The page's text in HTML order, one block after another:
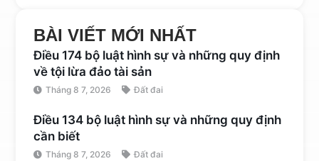
BÀI VIẾT MỚI NHẤT
Điều 174 bộ luật hình sự và những quy định
về tội lừa đảo tài sản
Tháng 8 7, 2026 Đất đai
Điều 134 bộ luật hình sự và những quy định
cần biết
Tháng 8 7, 2026 Đất đai